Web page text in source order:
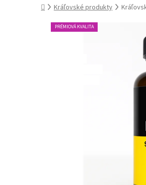
Domov
Kráľovské produkty
PRÉMIOVÁ KVALITA